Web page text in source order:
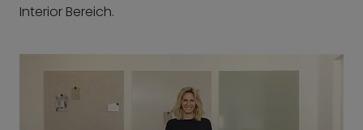
Interior Bereich.